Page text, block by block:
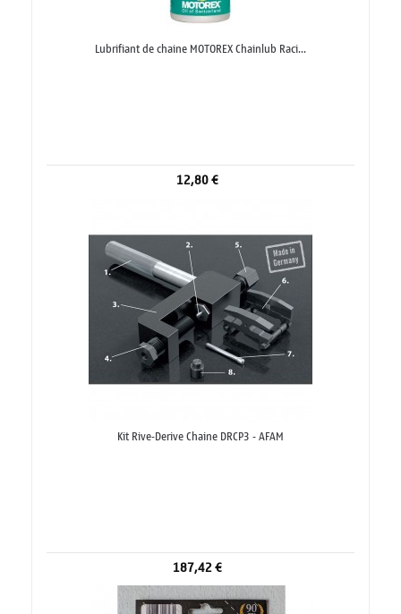
Lubrifiant de chaine MOTOREX Chainlub Raci...
12,80 €
Kit Rive-Derive Chaine DRCP3 - AFAM
187,42 €